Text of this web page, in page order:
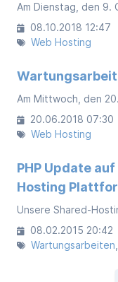
08.10.2018 12:47
Web Hosting
20.06.2018 07:30
Web Hosting
PHP Update
Hosting
08.02.2015 20:42
Wartungsarbeiten